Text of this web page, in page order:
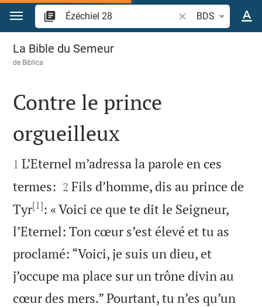
Aller vers contenu
Recherche d'un
BDS
Ézéchiel 28
La Bible du Semeur
de Biblica

Contre le prince
orgueilleux

1 L’Eternel m’adressa la parole en ces
termes: 

2 Fils d’homme, dis au prince de
Tyr[1]: « Voici ce que te dit le Seigneur,
l’Eternel: Ton cœur s’est élevé et tu as
proclamé: “Voici, je suis un dieu, et
j’occupe ma place sur un trône divin au
cœur des mers.” Pourtant, tu n’es qu’un